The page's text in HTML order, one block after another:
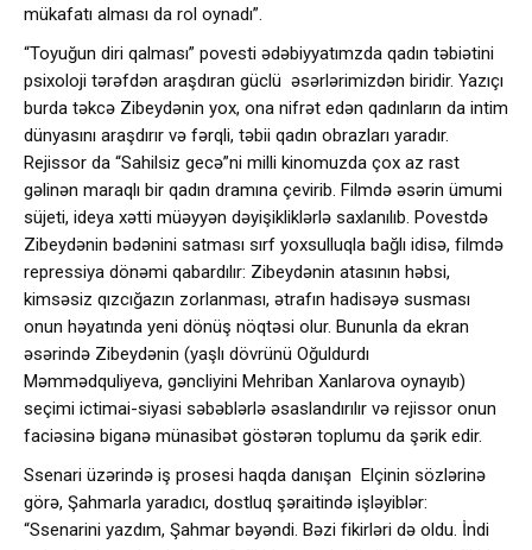
mükafatı alması da rol oynadı”.
“Toyuğun diri qalması” povesti ədəbiyyatımzda qadın təbiətini
psixoloji tərəfdən araşdıran güclü əsərlərimizdən biridir. Yazıçı
burda təkcə Zibeydənin yox, ona nifrət edən qadınların da intim
dünyasını araşdırır və fərqli, təbii qadın obrazları yaradır.
Rejissor da “Sahilsiz gecə”ni milli kinomuzda çox az rast
gəlinən maraqlı bir qadın dramına çevirib. Filmdə əsərin ümumi
süjeti, ideya xətti müəyyən dəyişikliklərlə saxlanılıb. Povestdə
Zibeydənin bədənini satması sırf yoxsulluqla bağlı idisə, filmdə
repressiya dönəmi qabardılır: Zibeydənin atasının həbsi,
kimsəsiz qızcığazın zorlanması, ətrafın hadisəyə susması
onun həyatında yeni dönüş nöqtəsi olur. Bununla da ekran
əsərində Zibeydənin (yaşlı dövrünü Oğuldurdı
Məmmədquliyeva, gəncliyini Mehriban Xanlarova oynayıb)
seçimi ictimai-siyasi səbəblərlə əsaslandırılır və rejissor onun
faciəsinə biganə münasibət göstərən toplumu da şərik edir.
Ssenari üzərində iş prosesi haqda danışan Elçinin sözlərinə
görə, Şahmarla yaradıcı, dostluq şəraitində işləyiblər:
“Ssenarini yazdım, Şahmar bəyəndi. Bəzi fikirləri də oldu. İndi